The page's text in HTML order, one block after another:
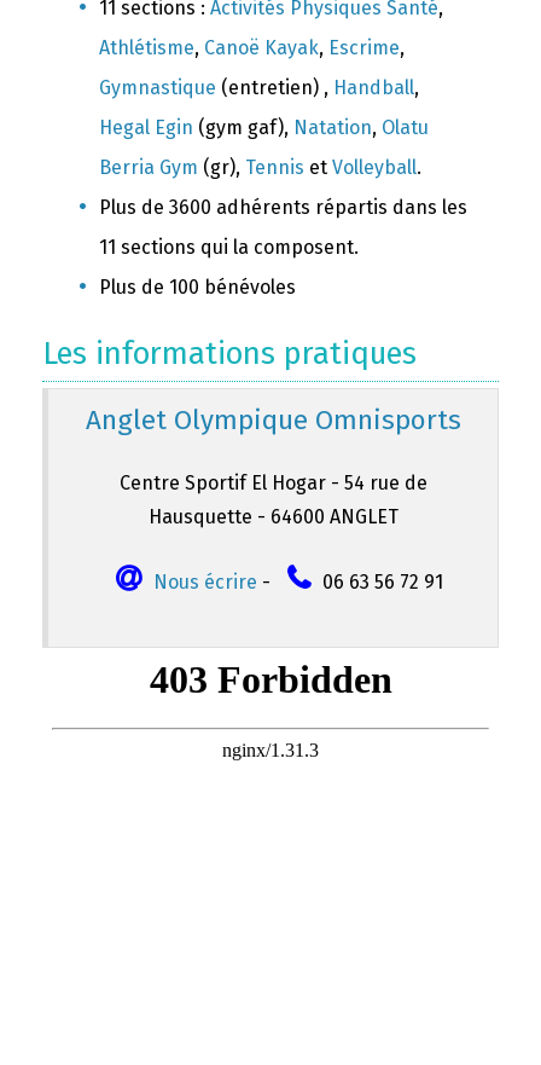
11 sections : Activités Physiques Santé,
Athlétisme, Canoë Kayak, Escrime,
Gymnastique (entretien) , Handball,
Hegal Egin (gym gaf), Natation, Olatu
Berria Gym (gr), Tennis et Volleyball.
Plus de 3600 adhérents répartis dans les
11 sections qui la composent.
Plus de 100 bénévoles
Les informations pratiques
Anglet Olympique Omnisports
Centre Sportif El Hogar - 54 rue de
Hausquette - 64600 ANGLET
Nous écrire - 06 63 56 72 91